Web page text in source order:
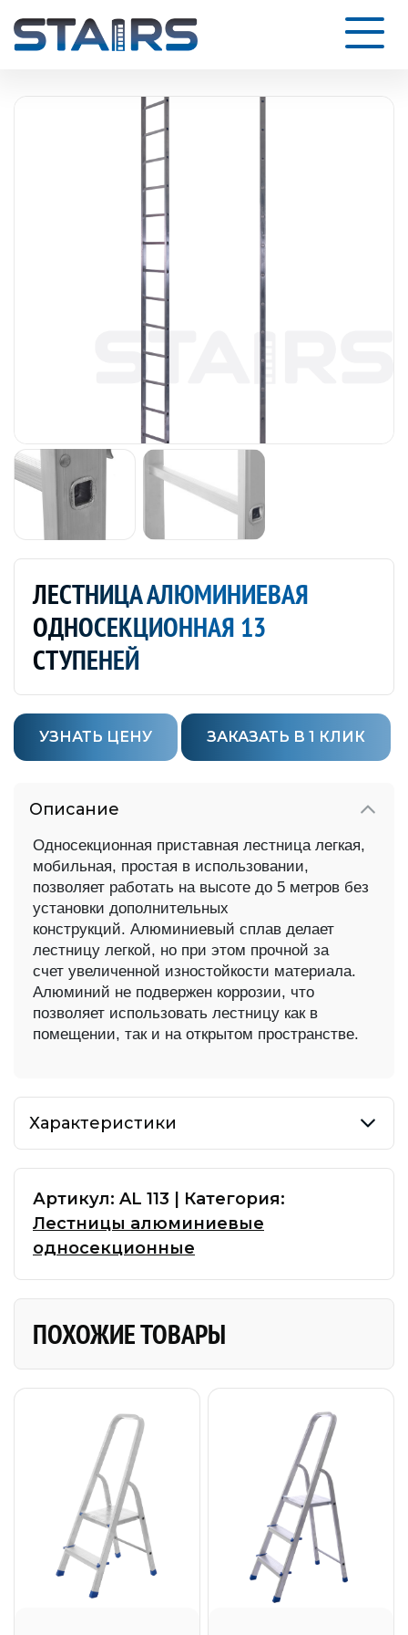
ЛЕСТНИЦА АЛЮМИНИЕВАЯ
ОДНОСЕКЦИОННАЯ 13
СТУПЕНЕЙ
УЗНАТЬ ЦЕНУ ЗАКАЗАТЬ В 1 КЛИК
Описание
Односекционная приставная лестница легкая,
мобильная, простая в использовании,
позволяет работать на высоте до 5 метров без
установки дополнительных
конструкций. Алюминиевый сплав делает
лестницу легкой, но при этом прочной за
счет увеличенной изностойкости материала.
Алюминий не подвержен коррозии, что
позволяет использовать лестницу как в
помещении, так и на открытом пространстве.
Характеристики
Артикул: AL 113
Категория:
Лестницы алюминиевые
односекционные
ПОХОЖИЕ ТОВАРЫ